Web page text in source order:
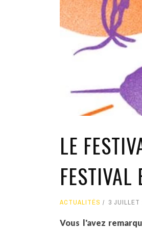
LE
FESTIVAL
ACTUALITÉS 3 JUILLET
Vous l'avez